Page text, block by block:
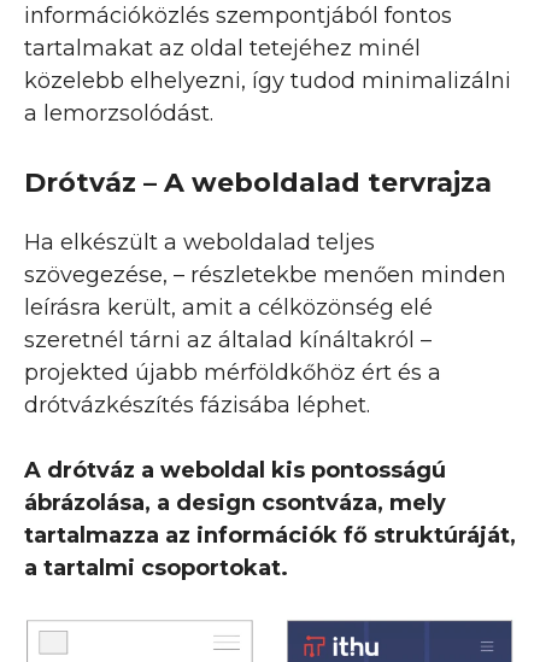
információközlés szempontjából fontos
tartalmakat az oldal tetejéhez minél
közelebb elhelyezni, így tudod minimalizálni
a lemorzsolódást.
Drótváz – A weboldalad tervrajza
Ha elkészült a weboldalad teljes
szövegezése, – részletekbe menően minden
leírásra került, amit a célközönség elé
szeretnél tárni az általad kínáltakról –
projekted újabb mérföldkőhöz ért és a
drótvázkészítés fázisába léphet.
A drótváz a weboldal kis pontosságú
ábrázolása, a design csontváza, mely
tartalmazza az információk fő struktúráját,
a tartalmi csoportokat.